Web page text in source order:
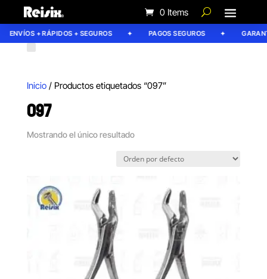
0 Items
ENVÍOS + RÁPIDOS + SEGUROS PAGOS SEGUROS
Inicio/ Productos etiquetados “097”
097
Mostrando el único resultado